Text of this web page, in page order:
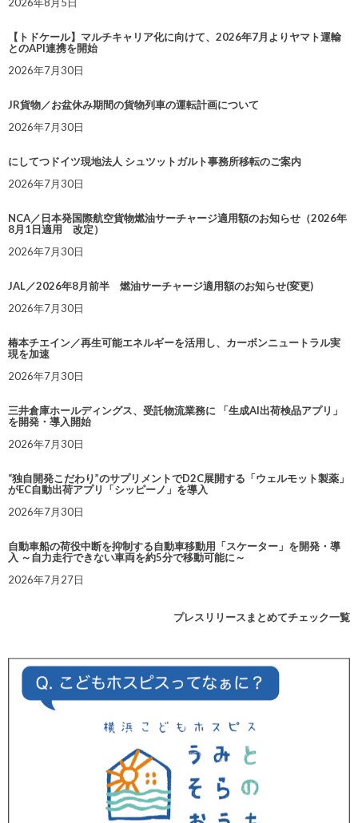
【トドケール】マルチキャリア化に向けて、2026年7月よりヤマト運輸
とのAPI連携を開始
2026年7月30日
JR貨物／お盆休み期間の貨物列車の運転計画について
2026年7月30日
にしてつドイツ現地法人 シュツットガルト事務所移転のご案内
2026年7月30日
NCA／日本発国際航空貨物燃油サーチャージ適用額のお知らせ（2026年
8月1日適用 改定）
2026年7月30日
JAL／2026年8月前半 燃油サーチャージ適用額のお知らせ(変更)
2026年7月30日
椿本チエイン／再生可能エネルギーを活用し、カーボンニュートラル実
現を加速
2026年7月30日
三井倉庫ホールディングス、受託物流業務に 「生成AI出荷検品アプリ」
を開発・導入開始
2026年7月30日
“独自開発こだわり”のサプリメントでD2C展開する「ウェルモット製薬」
がEC自動出荷アプリ「シッピーノ」を導入
2026年7月30日
自動車船の荷役中断を抑制する自動車移動用「スケーター」を開発・導
入 ～自力走行できない車両を約5分で移動可能に～
2026年7月27日
プレスリリースまとめてチェック一覧